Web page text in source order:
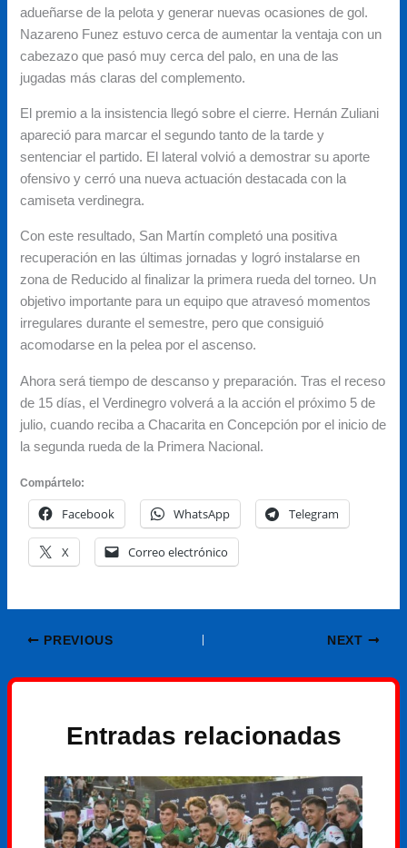
adueñarse de la pelota y generar nuevas ocasiones de gol.
Nazareno Funez estuvo cerca de aumentar la ventaja con un
cabezazo que pasó muy cerca del palo, en una de las
jugadas más claras del complemento.
El premio a la insistencia llegó sobre el cierre. Hernán Zuliani
apareció para marcar el segundo tanto de la tarde y
sentenciar el partido. El lateral volvió a demostrar su aporte
ofensivo y cerró una nueva actuación destacada con la
camiseta verdinegra.
Con este resultado, San Martín completó una positiva
recuperación en las últimas jornadas y logró instalarse en
zona de Reducido al finalizar la primera rueda del torneo. Un
objetivo importante para un equipo que atravesó momentos
irregulares durante el semestre, pero que consiguió
acomodarse en la pelea por el ascenso.
Ahora será tiempo de descanso y preparación. Tras el receso
de 15 días, el Verdinegro volverá a la acción el próximo 5 de
julio, cuando reciba a Chacarita en Concepción por el inicio de
la segunda rueda de la Primera Nacional.
Compártelo:
Facebook WhatsApp Telegram
X Correo electrónico
PREVIOUS NEXT
Entradas relacionadas